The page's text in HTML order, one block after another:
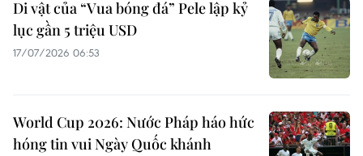
Di vật của “Vua bóng đá” Pele lập kỷ
lục gần 5 triệu USD
17/07/2026 06:53
World Cup 2026: Nước Pháp háo hức
hóng tin vui Ngày Quốc khánh